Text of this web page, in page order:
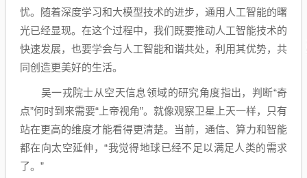
忧。随着深度学习和大模型技术的进步，通用人工智能的曙
光已经显现。在这个过程中，我们既要推动人工智能技术的
快速发展，也要学会与人工智能和谐共处，利用其优势，共
同创造更美好的生活。
吴一戎院士从空天信息领域的研究角度指出，判断“奇
点”何时到来需要“上帝视角”。就像观察卫星上天一样，只有
站在更高的维度才能看得更清楚。当前，通信、算力和智能
都在向太空延伸，“我觉得地球已经不足以满足人类的需求
了。”